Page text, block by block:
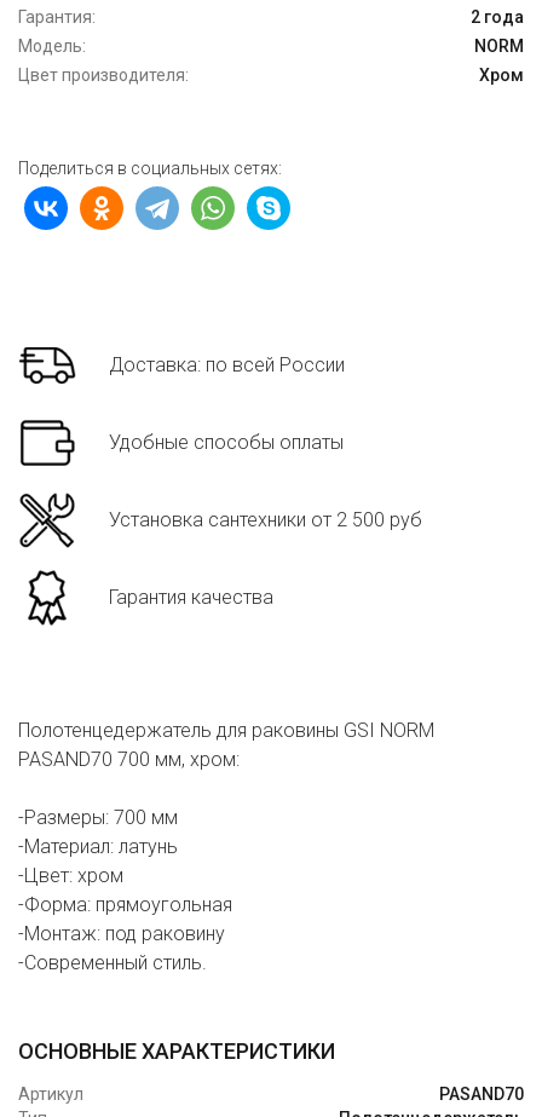
Гарантия:
2 года
Модель:
NORM
Цвет производителя:
Хром
Поделиться в социальных сетях:
Доставка: по всей России
Удобные способы оплаты
Установка сантехники от 2 500 руб
Гарантия качества
Полотенцедержатель для раковины GSI NORM
PASAND70 700 мм, хром:
-Размеры: 700 мм
-Материал: латунь
-Цвет: хром
-Форма: прямоугольная
-Монтаж: под раковину
-Современный стиль.
ОСНОВНЫЕ ХАРАКТЕРИСТИКИ
Артикул
PASAND70